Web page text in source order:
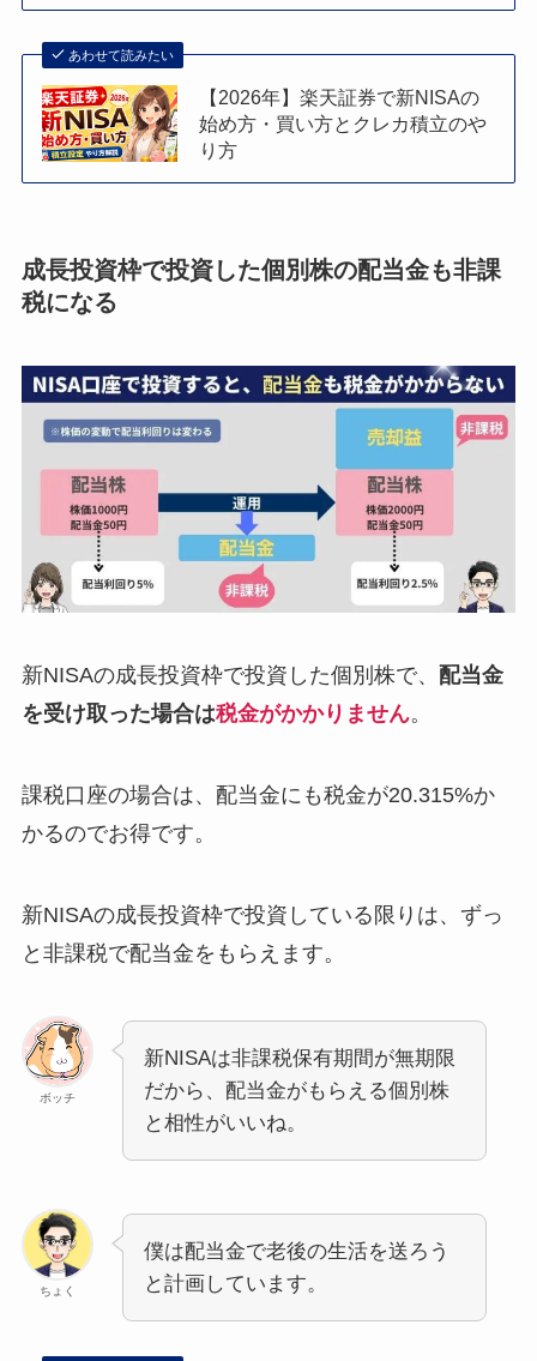
あわせて読みたい
【2026年】楽天証券で新NISAの
始め方・買い方とクレカ積立のや
り方
成長投資枠で投資した個別株の配当金も非課
税になる
新NISAの成長投資枠で投資した個別株で、 配当金
を受け取った場合は税金がかかりません。
課税口座の場合は、配当金にも税金が20.315%か
かるのでお得です。
新NISAの成長投資枠で投資している限りは、ずっ
と非課税で配当金をもらえます。
ボッチ
新NISAは非課税保有期間が無期限
だから、配当金がもらえる個別株
と相性がいいね。
ちょく
僕は配当金で老後の生活を送ろう
と計画しています。